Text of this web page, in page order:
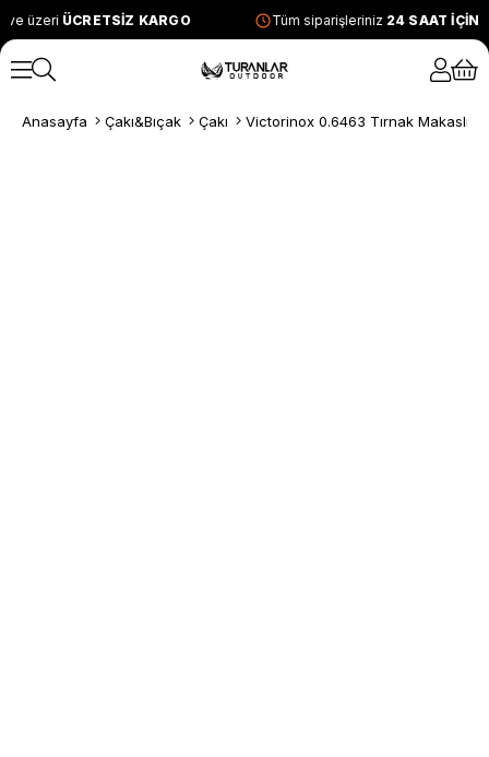
ve üzeri ÜCRETSİZ KARGO Tüm siparişleriniz 24 SAAT
Anasayfa Çakı&Bıçak Çakı Victorinox 0.6463 Tırnak Makaslı